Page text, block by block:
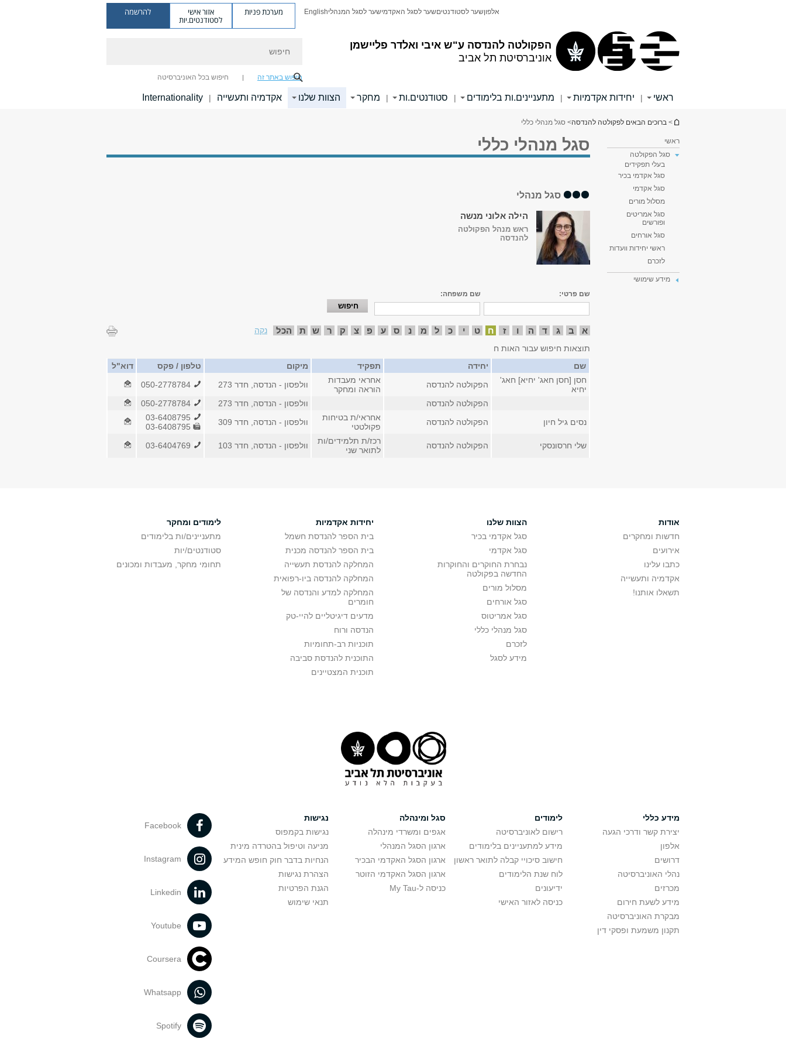
הפקולטה להנדסה ע"ש איבי ואלדר פליישמן
אוניברסיטת תל אביב
אלפוןשער לסטודנטיםשער לסגל האקדמישער לסגל המנהליEnglish מערכת פניות אזור אישי
לסטודנטים.יות
להרשמה
חיפוש באתר זה חיפוש בכל האוניברסיטה
ראשי | יחידות אקדמיות | מתעניינים.ות בלימודים | סטודנטים.ות | מחקר הצוות שלנו אקדמיה ותעשייה |
Internationality
הינך נמצא כאן
> ברוכים הבאים לפקולטה להנדסה> סגל מנהלי כללי
ראשי
סגל הפקולטה
בעלי תפקידים
סגל אקדמי בכיר
סגל אקדמי
מסלול מורים
סגל אמריטים
ופורשים
סגל אורחים
ראשי יחידות וועדות
לזכרם
מידע שימושי
סגל מנהלי כללי
סגל מנהלי
הילה אלוני מנשה
ראש מנהל הפקולטה
להנדסה
שם פרטי: שם משפחה:
א ב ג ד ה ו ז ח ט י כ ל מ נ ס ע פ צ ק ר ש ת הכל
נקה
תוצאות חיפוש עבור האות ח
שם
יחידה תפקיד מיקום טלפון / פקס
דוא"ל
חסן [חסן חאג' יחיא] חאג'
יחיא
הפקולטה להנדסה
אחראי מעבדות
הוראה ומחקר
וולפסון - הנדסה, חדר 273
הפקולטה להנדסה
וולפסון - הנדסה, חדר 273
נסים גיל חיון
הפקולטה להנדסה
אחראי/ת בטיחות
פקולטטי
וולפסון - הנדסה, חדר 309
שלי חרסונסקי
הפקולטה להנדסה
רכז/ת תלמידים/ות
לתואר שני
וולפסון - הנדסה, חדר 103
אודות
חדשות ומחקרים
אירועים
כתבו עלינו
אקדמיה ותעשייה
תשאלו אותנו!
הצוות שלנו
סגל אקדמי בכיר
סגל אקדמי
נבחרת החוקרים והחוקרות
החדשה בפקולטה
מסלול מורים
סגל אורחים
סגל אמריטוס
סגל מנהלי כללי
לזכרם
מידע לסגל
יחידות אקדמיות
בית הספר להנדסת חשמל
בית הספר להנדסה מכנית
המחלקה להנדסת תעשייה
המחלקה להנדסה ביו-רפואית
המחלקה למדע והנדסה של
חומרים
מדעים דיגיטליים להיי-טק
הנדסה ורוח
תוכניות רב-תחומיות
התוכנית להנדסת סביבה
תוכנית המצטיינים
לימודים ומחקר
מתעניינים/ות בלימודים
סטודנטים/יות
תחומי מחקר, מעבדות ומכונים
מידע כללי
יצירת קשר ודרכי הגעה
אלפון
דרושים
נהלי האוניברסיטה
מכרזים
מידע לשעת חירום
מבקרת האוניברסיטה
תקנון משמעת ופסקי דין
לימודים
רישום לאוניברסיטה
מידע למתעניינים בלימודים
חישוב סיכויי קבלה לתואר ראשון
לוח שנת הלימודים
ידיעונים
כניסה לאזור האישי
סגל ומינהלה
אגפים ומשרדי מינהלה
ארגון הסגל המנהלי
ארגון הסגל האקדמי הבכיר
ארגון הסגל האקדמי הזוטר
כניסה ל-My Tau
נגישות
נגישות בקמפוס
מניעה וטיפול בהטרדה מינית
הנחיות בדבר חוק חופש המידע
הצהרת נגישות
הגנת הפרטיות
תנאי שימוש
Facebook
Instagram
Linkedin
Youtube
Coursera
Whatsapp
Spotify